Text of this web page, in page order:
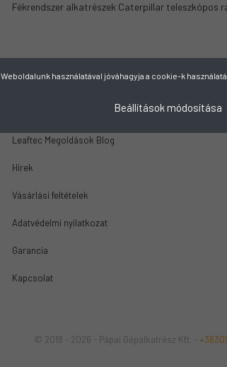
Fékrendszer alkatrészek Caterpillar teleszkópos
Leaftec Megoldások Blog
Hírek
Vásárlási feltételek
Adatvédelmi nyilatkozat
Garancia
Kapcsolat
© 2018 - 2026 - Pápai Gépalkatrész Kft. -
Weboldalunk használatával jóváhagyja a cookie-k
Beállítások módosítása